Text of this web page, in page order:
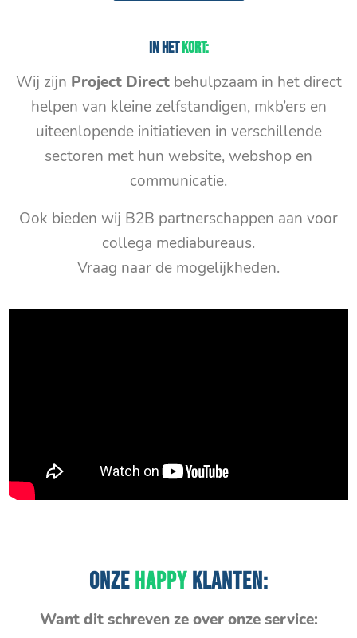
In hetkort:
Wij zijn Project Direct behulpzaam in het direct
helpen van kleine zelfstandigen, mkb’ers en
uiteenlopende initiatieven in verschillende
sectoren met hun website, webshop en
communicatie.
Ook bieden wij B2B partnerschappen aan voor
collega mediabureaus.
Vraag naar de mogelijkheden.
ONZEHAPPYKLANTEN:
Want dit schreven ze over onze service: